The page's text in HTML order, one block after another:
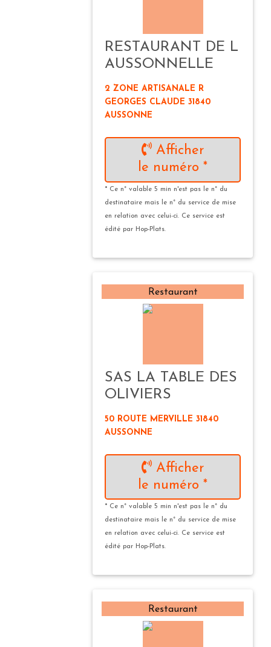
RESTAURANT DE L
AUSSONNELLE
2 ZONE ARTISANALE R
GEORGES CLAUDE 31840
AUSSONNE
Afficher
le numéro *
* Ce n° valable 5 min n'est pas le n° du
destinataire mais le n° du service de mise
en relation avec celui-ci. Ce service est
édité par Hop-Plats.
Restaurant
SAS LA TABLE DES
OLIVIERS
50 ROUTE MERVILLE 31840
AUSSONNE
Afficher
le numéro *
* Ce n° valable 5 min n'est pas le n° du
destinataire mais le n° du service de mise
en relation avec celui-ci. Ce service est
édité par Hop-Plats.
Restaurant